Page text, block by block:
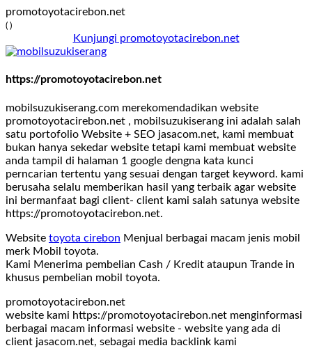
promotoyotacirebon.net
( )
Kunjungi promotoyotacirebon.net
https://promotoyotacirebon.net
mobilsuzukiserang.com merekomendadikan website
promotoyotacirebon.net , mobilsuzukiserang ini adalah salah
satu portofolio Website + SEO jasacom.net, kami membuat
bukan hanya sekedar website tetapi kami membuat website
anda tampil di halaman 1 google dengna kata kunci
perncarian tertentu yang sesuai dengan target keyword. kami
berusaha selalu memberikan hasil yang terbaik agar website
ini bermanfaat bagi client- client kami salah satunya website
https://promotoyotacirebon.net.
Website toyota cirebon Menjual berbagai macam jenis mobil
merk Mobil toyota.
Kami Menerima pembelian Cash / Kredit ataupun Trande in
khusus pembelian mobil toyota.
promotoyotacirebon.net
website kami https://promotoyotacirebon.net menginformasi
berbagai macam informasi website - website yang ada di
client jasacom.net, sebagai media backlink kami